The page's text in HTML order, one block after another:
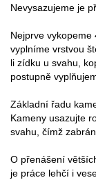
Nevysazujeme je
Nejprve vykopeme
vyplníme vrstvou
li zídku u svahu,
postupně
Základní řadu
Kameny usazujte
svahu, čímž
O přenášení
je práce lehčí i